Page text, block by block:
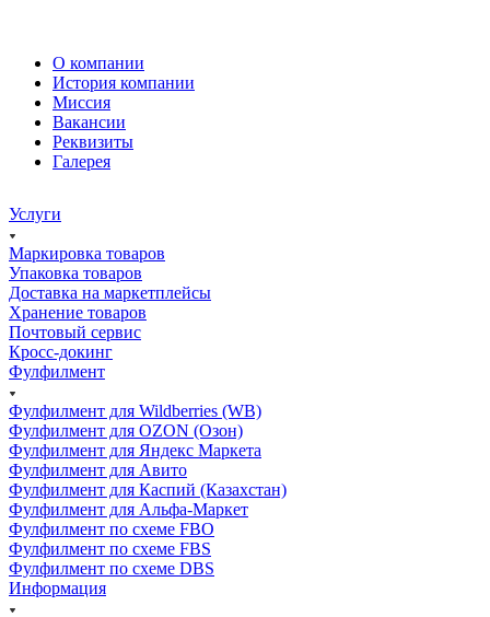
О компании
История компании
Миссия
Вакансии
Реквизиты
Галерея
Услуги
Маркировка товаров
Упаковка товаров
Доставка на маркетплейсы
Хранение товаров
Почтовый сервис
Кросс-докинг
Фулфилмент
Фулфилмент для Wildberries (WB)
Фулфилмент для OZON (Озон)
Фулфилмент для Яндекс Маркета
Фулфилмент для Авито
Фулфилмент для Каспий (Казахстан)
Фулфилмент для Альфа-Маркет
Фулфилмент по схеме FBO
Фулфилмент по схеме FBS
Фулфилмент по схеме DBS
Информация